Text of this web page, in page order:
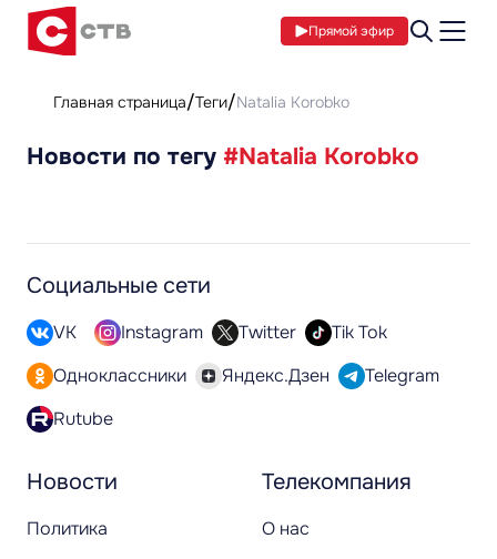
Прямой эфир
Главная страница Теги Natalia Korobko
Новости по тегу #Natalia Korobko
Новости
Политика
Телекомпания
О нас
Социальные сети
VK Instagram Twitter
Tik Tok
Одноклассники
Яндекс.Дзен
Telegram
Rutube